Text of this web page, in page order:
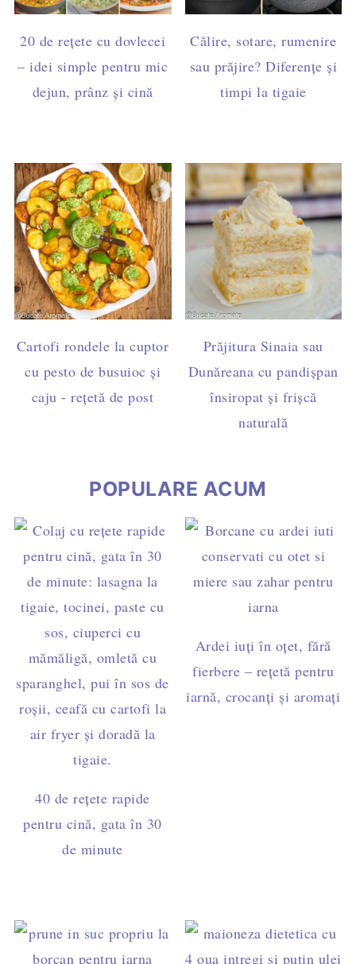
20 de rețete cu dovlecei
– idei simple pentru mic
dejun, prânz și cină
Călire, sotare, rumenire
sau prăjire? Diferențe și
timpi la tigaie
Cartofi rondele la cuptor
cu pesto de busuioc și
caju - rețetă de post
Prăjitura Sinaia sau
Dunăreana cu pandișpan
însiropat și frișcă
naturală
POPULARE ACUM
40 de rețete rapide
pentru cină, gata în 30
de minute
Ardei iuți în oțet, fără
fierbere – rețetă pentru
iarnă, crocanți și aromați